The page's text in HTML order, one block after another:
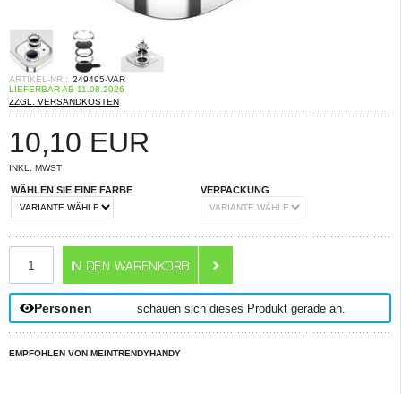
ARTIKEL-NR.: 249495-VAR
LIEFERBAR AB 11.08.2026
ZZGL. VERSANDKOSTEN
10,10 EUR
INKL. MWST
WÄHLEN SIE EINE FARBE VERPACKUNG
Personen schauen sich dieses Produkt gerade an.
EMPFOHLEN VON MEINTRENDYHANDY